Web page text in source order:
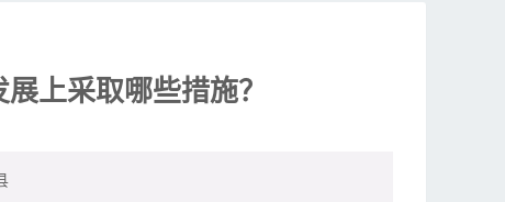
上采取哪些措施？